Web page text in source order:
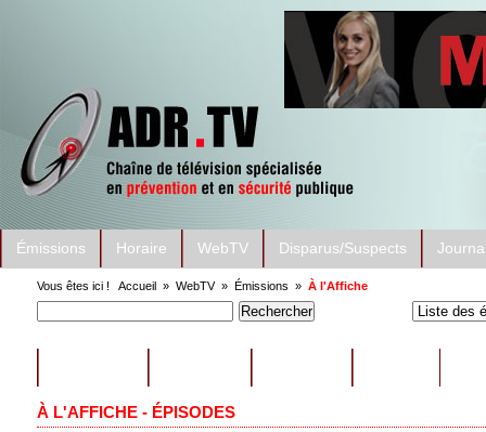
Émissions Horaire WebTV Disparus/Suspects
Vous êtes ici ! Accueil » WebTV» Émissions » À l'Affiche
À L'AFFICHE - ÉPISODES